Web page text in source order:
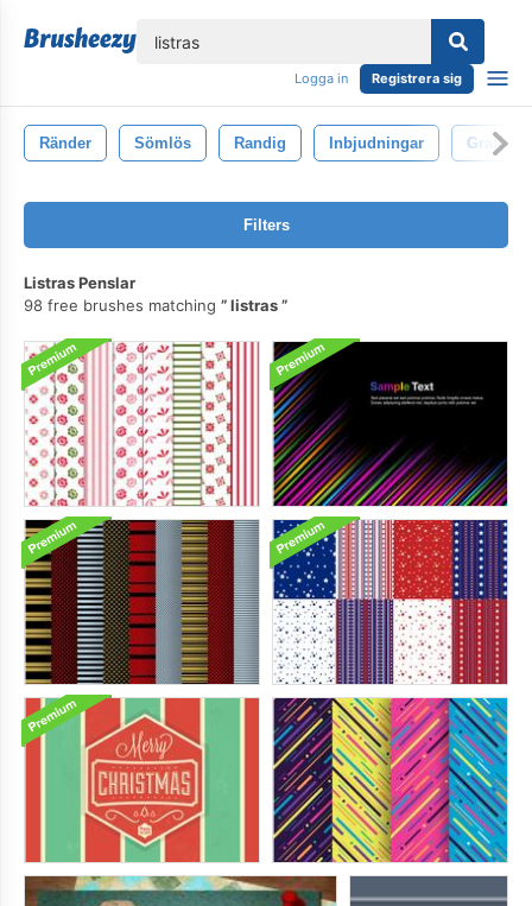
Logga in Registrera sig
Ränder Sömlös Randig Inbjudningar
Filters
Listras Penslar
98 free brushes matching
listras